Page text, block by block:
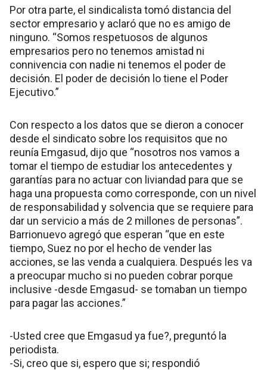
Por otra parte, el sindicalista tomó distancia del
sector empresario y aclaró que no es amigo de
ninguno. “Somos respetuosos de algunos
empresarios pero no tenemos amistad ni
connivencia con nadie ni tenemos el poder de
decisión. El poder de decisión lo tiene el Poder
Ejecutivo.”
Con respecto a los datos que se dieron a conocer
desde el sindicato sobre los requisitos que no
reunía Emgasud, dijo que “nosotros nos vamos a
tomar el tiempo de estudiar los antecedentes y
garantías para no actuar con liviandad para que se
haga una propuesta como corresponde, con un nivel
de responsabilidad y solvencia que se requiere para
dar un servicio a más de 2 millones de personas”.
Barrionuevo agregó que esperan “que en este
tiempo, Suez no por el hecho de vender las
acciones, se las venda a cualquiera. Después les va
a preocupar mucho si no pueden cobrar porque
inclusive -desde Emgasud- se tomaban un tiempo
para pagar las acciones.”
-Usted cree que Emgasud ya fue?, preguntó la
periodista.
-Si, creo que si, espero que si; respondió